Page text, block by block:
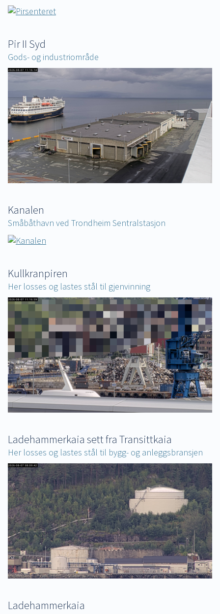
Pir II Syd
Gods- og industriområde
Kanalen
Småbåthavn ved Trondheim Sentralstasjon
Kullkranpiren
Her losses og lastes stål til gjenvinning
Ladehammerkaia sett fra Transittkaia
Her losses og lastes stål til bygg- og anleggsbransjen
Ladehammerkaia